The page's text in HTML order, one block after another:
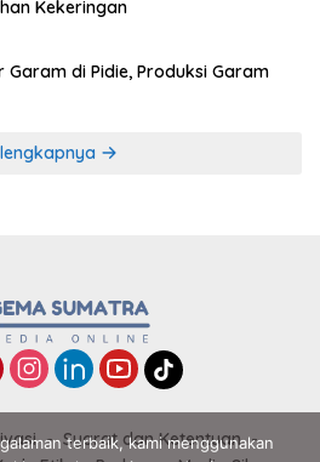
Kekeringan
Garam di Pidie, Produksi Garam
Syarat dan Ketentuan
terbaik, kami menggunakan